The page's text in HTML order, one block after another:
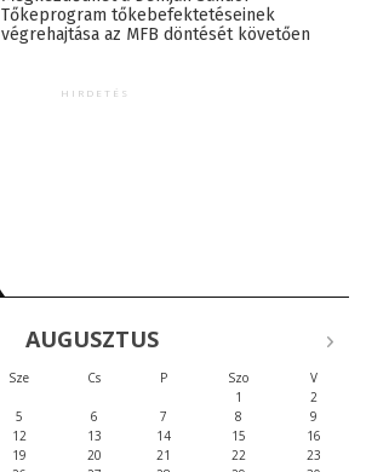
Tőkeprogram tőkebefektetéseinek
végrehajtása az MFB döntését követően
HIRDETÉS
AUGUSZTUS
Sze Cs P Szo
V
1
2
5 6 7 8
9
12 13 14 15
16
19 20 21 22
23